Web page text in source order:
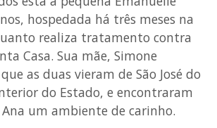
hospedada há três meses na
realiza tratamento contra
Casa. Sua mãe, Simone
as duas vieram de São José do
do Estado, e encontraram
Ana um ambiente de carinho.